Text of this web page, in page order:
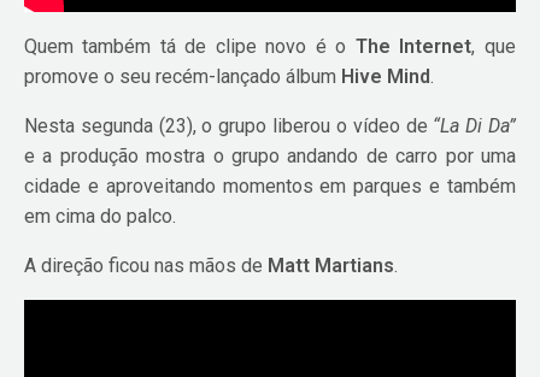
Quem também tá de clipe novo é o The Internet, que
promove o seu recém-lançado álbum Hive Mind.
Nesta segunda (23), o grupo liberou o vídeo de “La Di Da”
e a produção mostra o grupo andando de carro por uma
cidade e aproveitando momentos em parques e também
em cima do palco.
A direção ficou nas mãos de Matt Martians.